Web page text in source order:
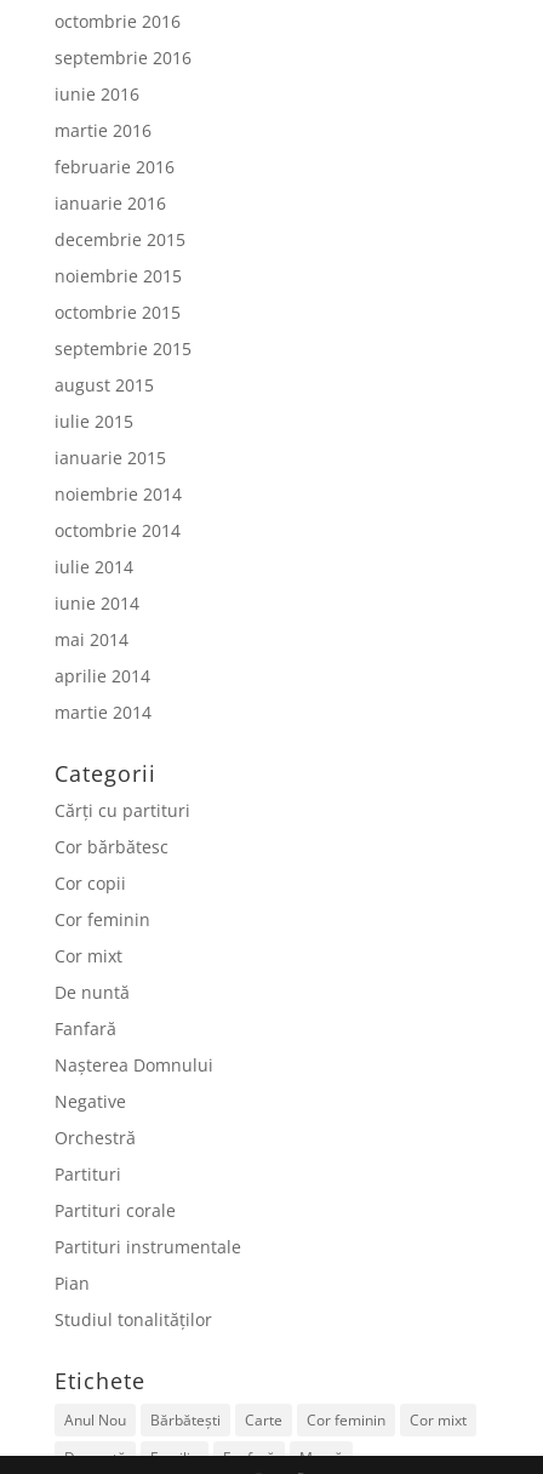
octombrie 2016
septembrie 2016
iunie 2016
martie 2016
februarie 2016
ianuarie 2016
decembrie 2015
noiembrie 2015
octombrie 2015
septembrie 2015
august 2015
iulie 2015
ianuarie 2015
noiembrie 2014
octombrie 2014
iulie 2014
iunie 2014
mai 2014
aprilie 2014
martie 2014
Categorii
Cărți cu partituri
Cor bărbătesc
Cor copii
Cor feminin
Cor mixt
De nuntă
Fanfară
Nașterea Domnului
Negative
Orchestră
Partituri
Partituri corale
Partituri instrumentale
Pian
Studiul tonalităților
Etichete
Anul Nou Bărbătești Carte Cor feminin
Cor mixt
De nuntă
Familie Fanfară Mamă